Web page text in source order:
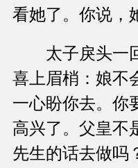
看她了。你说，
太子戾头一回
喜上眉梢：娘不
一心盼你去。你
高兴了。父皇不
先生的话去做吗